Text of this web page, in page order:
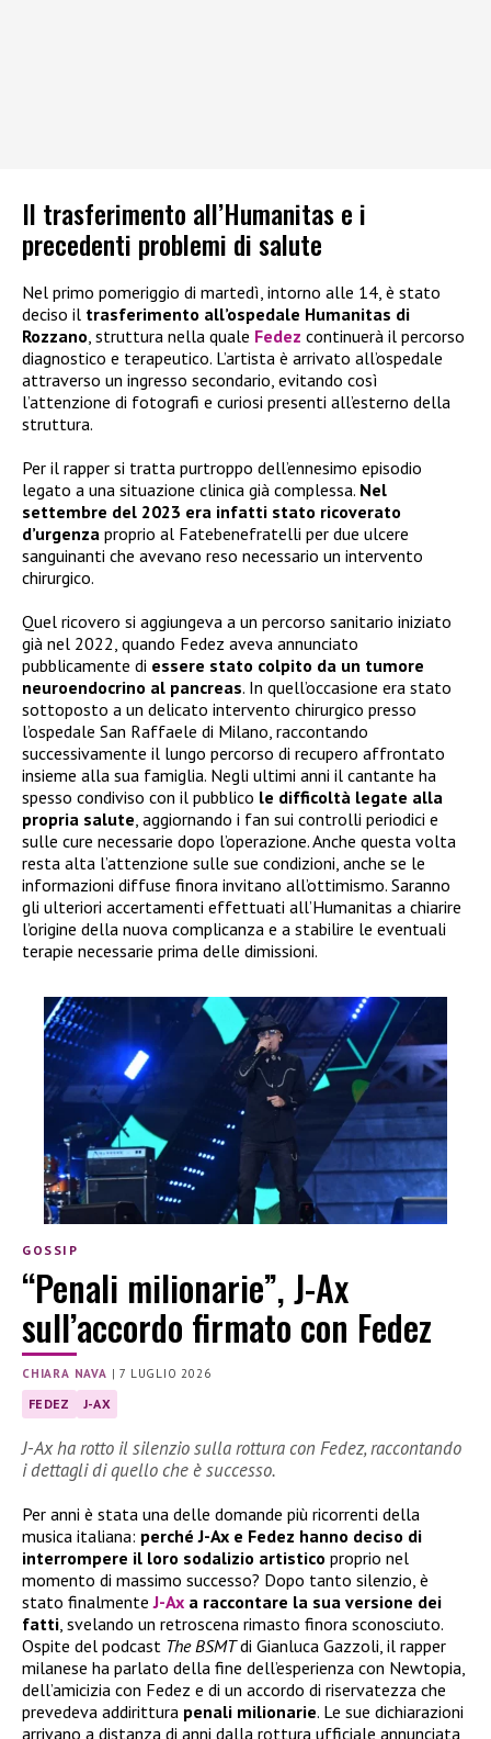
Il trasferimento all’Humanitas e i
precedenti problemi di salute
Nel primo pomeriggio di martedì, intorno alle 14, è stato
deciso il trasferimento all’ospedale Humanitas di
Rozzano , struttura nella quale Fedez continuerà il percorso
diagnostico e terapeutico. L’artista è arrivato all’ospedale
attraverso un ingresso secondario, evitando così
l’attenzione di fotografi e curiosi presenti all’esterno della
struttura.
Per il rapper si tratta purtroppo dell’ennesimo episodio
legato a una situazione clinica già complessa. Nel
settembre del 2023 era infatti stato ricoverato
d’urgenza proprio al Fatebenefratelli per due ulcere
sanguinanti che avevano reso necessario un intervento
chirurgico.
Quel ricovero si aggiungeva a un percorso sanitario iniziato
già nel 2022, quando Fedez aveva annunciato
pubblicamente di essere stato colpito da un tumore
neuroendocrino al pancreas. In quell’occasione era stato
sottoposto a un delicato intervento chirurgico presso
l’ospedale San Raffaele di Milano, raccontando
successivamente il lungo percorso di recupero affrontato
insieme alla sua famiglia. Negli ultimi anni il cantante ha
spesso condiviso con il pubblico le difficoltà legate alla
propria salute , aggiornando i fan sui controlli periodici e
sulle cure necessarie dopo l’operazione. Anche questa volta
resta alta l’attenzione sulle sue condizioni, anche se le
informazioni diffuse finora invitano all’ottimismo. Saranno
gli ulteriori accertamenti effettuati all’Humanitas a chiarire
l’origine della nuova complicanza e a stabilire le eventuali
terapie necessarie prima delle dimissioni.
GOSSIP
“Penali milionarie”, J-Ax
sull’accordo firmato con Fedez
CHIARA NAVA |7 LUGLIO 2026
FEDEZ J-AX
J-Ax ha rotto il silenzio sulla rottura con Fedez, raccontando
i dettagli di quello che è successo.
Per anni è stata una delle domande più ricorrenti della
musica italiana: perché J-Ax e Fedez hanno deciso di
interrompere il loro sodalizio artistico proprio nel
momento di massimo successo? Dopo tanto silenzio, è
stato finalmenteJ-Ax a raccontare la sua versione dei
fatti, svelando un retroscena rimasto finora sconosciuto.
Ospite del podcast The BSMTdi Gianluca Gazzoli, il rapper
milanese ha parlato della fine dell’esperienza con Newtopia,
dell’amicizia con Fedez e di un accordo di riservatezza che
prevedeva addirittura penali milionarie. Le sue dichiarazioni
arrivano a distanza di anni dalla rottura ufficiale annunciata